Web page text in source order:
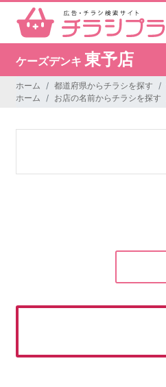
ケーズデンキ 東予店
ホーム 都道府県からチラシを探す
ホーム
お店の名前からチラシを探す